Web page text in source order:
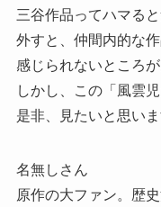
三谷作品ってハマる
外すと、仲間内的な
感じられないところが
しかし、この「風雲
是非、見たいと思いま
名無しさん
原作の大ファン。歴